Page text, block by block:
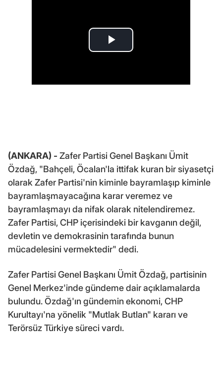
(ANKARA) - Zafer Partisi Genel Başkanı Ümit
Özdağ, "Bahçeli, Öcalan'la ittifak kuran bir siyasetçi
olarak Zafer Partisi'nin kiminle bayramlaşıp kiminle
bayramlaşmayacağına karar veremez ve
bayramlaşmayı da nifak olarak nitelendiremez.
Zafer Partisi, CHP içerisindeki bir kavganın değil,
devletin ve demokrasinin tarafında bunun
mücadelesini vermektedir" dedi.
Zafer Partisi Genel Başkanı Ümit Özdağ, partisinin
Genel Merkez'inde gündeme dair açıklamalarda
bulundu. Özdağ'ın gündemin ekonomi, CHP
Kurultayı'na yönelik "Mutlak Butlan" kararı ve
Terörsüz Türkiye süreci vardı.